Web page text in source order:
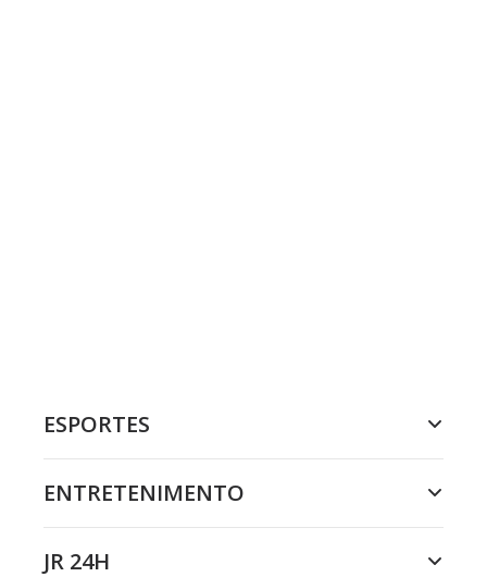
ESPORTES
ENTRETENIMENTO
JR 24H